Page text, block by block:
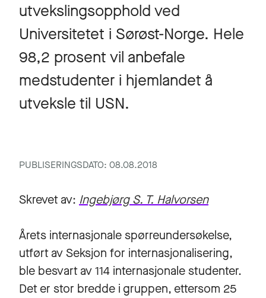
utvekslingsopphold ved
Universitetet i Sørøst-Norge. Hele
98,2 prosent vil anbefale
medstudenter i hjemlandet å
utveksle til USN.
PUBLISERINGSDATO: 08.08.2018
Skrevet av: Ingebjørg S. T. Halvorsen
Årets internasjonale spørreundersøkelse,
utført av Seksjon for internasjonalisering,
ble besvart av 114 internasjonale studenter.
Det er stor bredde i gruppen, ettersom 25